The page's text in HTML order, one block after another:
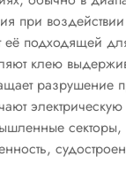
при
её подходящей
клею
разрушение
секторы,